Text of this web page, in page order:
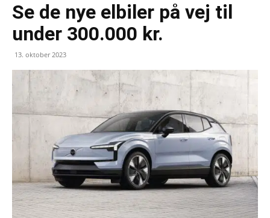
Se de nye elbiler på vej til
under 300.000 kr.
13. oktober 2023